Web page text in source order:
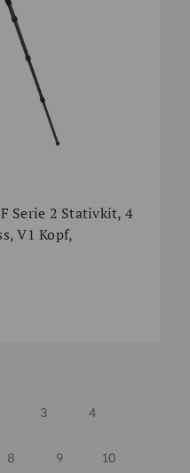
Serie 2 Stativkit, 4
V1 Kopf,
3 4
8 9 10